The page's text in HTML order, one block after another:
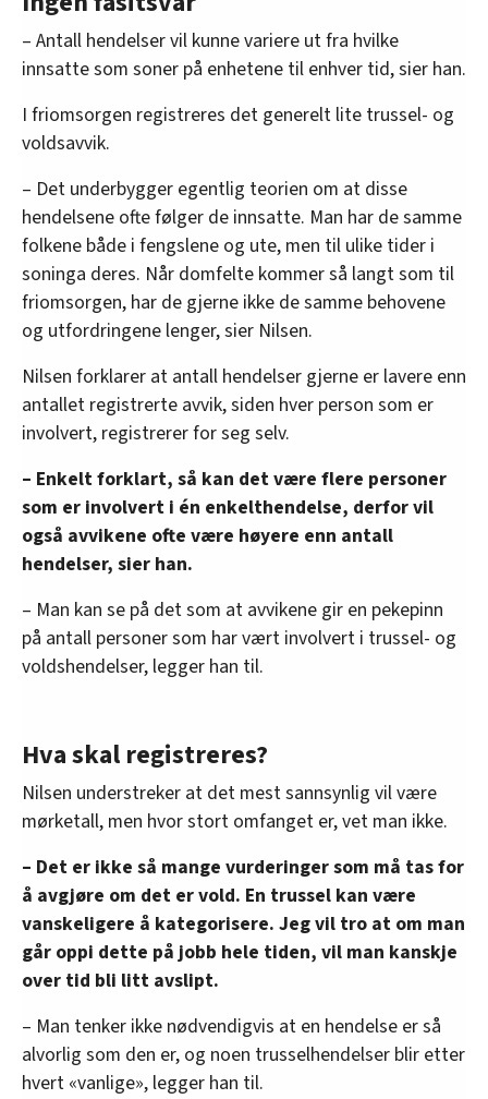
– Antall hendelser vil kunne variere ut fra hvilke
innsatte som soner på enhetene til enhver tid, sier han.
I friomsorgen registreres det generelt lite trussel- og
voldsavvik.
– Det underbygger egentlig teorien om at disse
hendelsene ofte følger de innsatte. Man har de samme
folkene både i fengslene og ute, men til ulike tider i
soninga deres. Når domfelte kommer så langt som til
friomsorgen, har de gjerne ikke de samme behovene
og utfordringene lenger, sier Nilsen.
Nilsen forklarer at antall hendelser gjerne er lavere enn
antallet registrerte avvik, siden hver person som er
involvert, registrerer for seg selv.
– Enkelt forklart, så kan det være flere personer
som er involvert i én enkelthendelse, derfor vil
også avvikene ofte være høyere enn antall
hendelser, sier han.
– Man kan se på det som at avvikene gir en pekepinn
på antall personer som har vært involvert i trussel- og
voldshendelser, legger han til.
Hva skal registreres?
Nilsen understreker at det mest sannsynlig vil være
mørketall, men hvor stort omfanget er, vet man ikke.
– Det er ikke så mange vurderinger som må tas for
å avgjøre om det er vold. En trussel kan være
vanskeligere å kategorisere. Jeg vil tro at om man
går oppi dette på jobb hele tiden, vil man kanskje
over tid bli litt avslipt.
– Man tenker ikke nødvendigvis at en hendelse er så
alvorlig som den er, og noen trusselhendelser blir etter
hvert «vanlige», legger han til.